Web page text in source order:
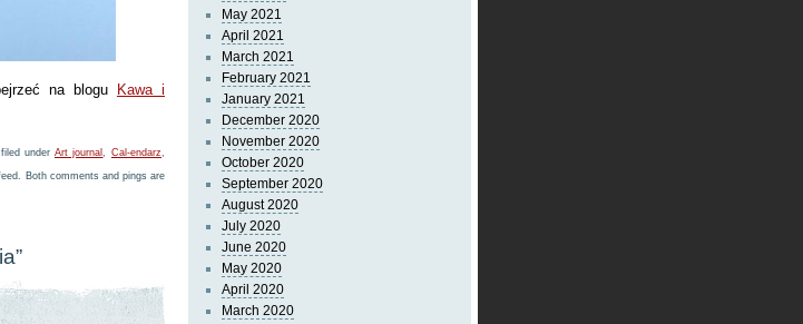
na blogu
Kawa i
under Art journal,Cal-endarz,
Both comments and pings are
May 2021
April 2021
March 2021
February 2021
January 2021
December 2020
November 2020
October 2020
September 2020
August 2020
July 2020
June 2020
May 2020
April 2020
March 2020